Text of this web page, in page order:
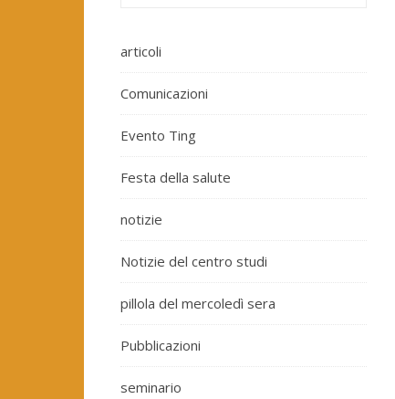
articoli
Comunicazioni
Evento Ting
Festa della salute
notizie
Notizie del centro studi
pillola del mercoledì sera
Pubblicazioni
seminario